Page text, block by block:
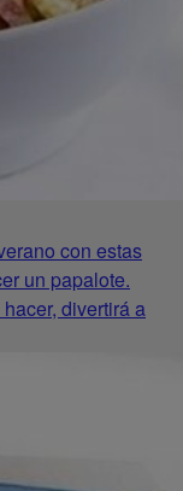
con estas
un papalote.
divertirá a